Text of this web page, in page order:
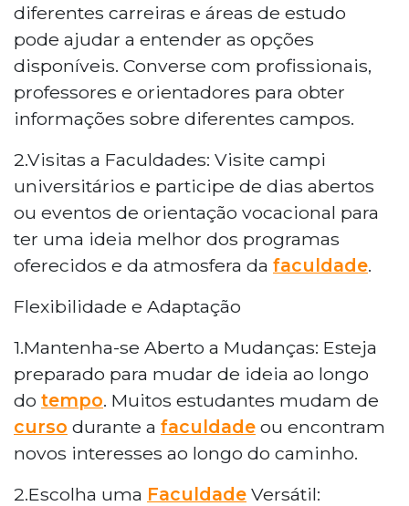
diferentes carreiras e áreas de estudo
pode ajudar a entender as opções
disponíveis. Converse com profissionais,
professores e orientadores para obter
informações sobre diferentes campos.
2.Visitas a Faculdades: Visite campi
universitários e participe de dias abertos
ou eventos de orientação vocacional para
ter uma ideia melhor dos programas
oferecidos e da atmosfera da faculdade.
Flexibilidade e Adaptação
1.Mantenha-se Aberto a Mudanças: Esteja
preparado para mudar de ideia ao longo
do tempo. Muitos estudantes mudam de
curso durante a faculdade ou encontram
novos interesses ao longo do caminho.
2.Escolha uma Faculdade Versátil: